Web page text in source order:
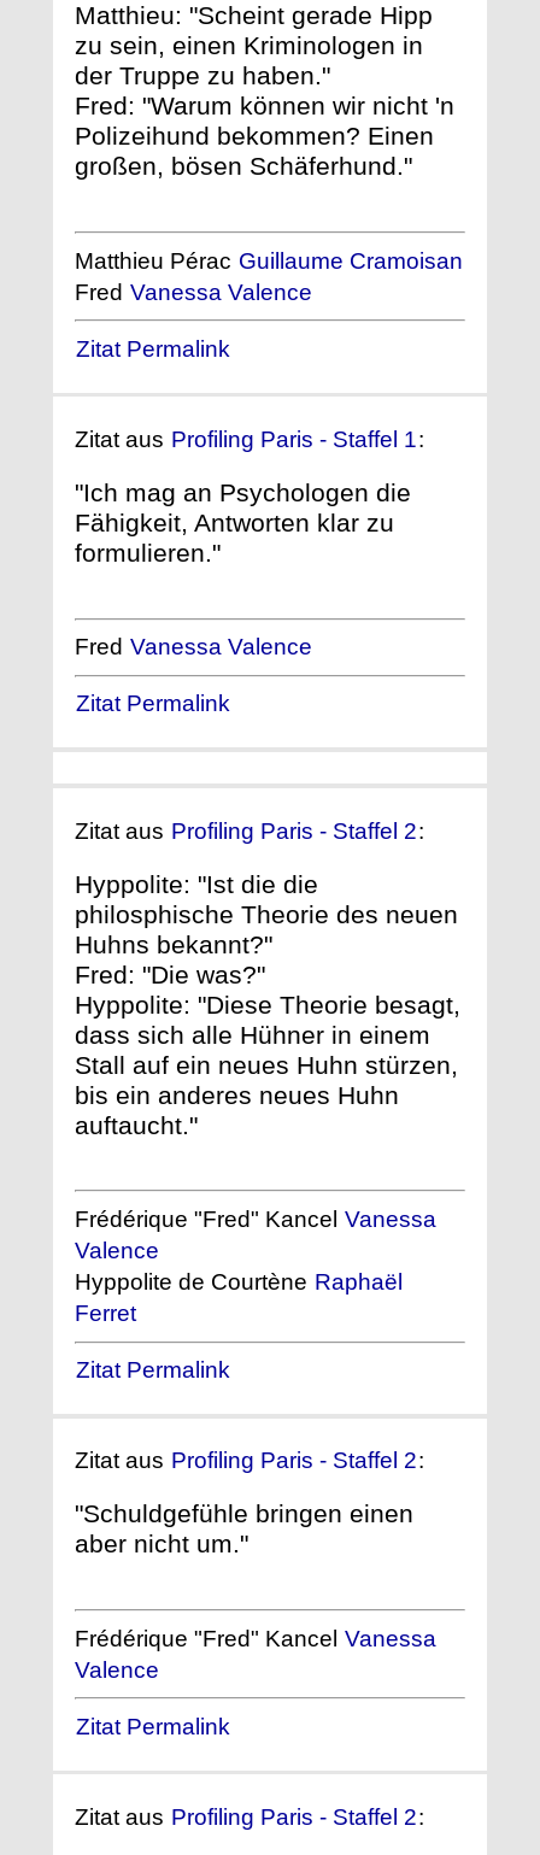
Matthieu: "Scheint gerade Hipp
zu sein, einen Kriminologen in
der Truppe zu haben."
Fred: "Warum können wir nicht 'n
Polizeihund bekommen? Einen
großen, bösen Schäferhund."
Matthieu Pérac Guillaume Cramoisan
Fred Vanessa Valence
Zitat Permalink
Zitat aus Profiling Paris - Staffel 1:
"Ich mag an Psychologen die
Fähigkeit, Antworten klar zu
formulieren."
Fred Vanessa Valence
Zitat Permalink
Zitat aus Profiling Paris - Staffel 2:
Hyppolite: "Ist die die
philosphische Theorie des neuen
Huhns bekannt?"
Fred: "Die was?"
Hyppolite: "Diese Theorie besagt,
dass sich alle Hühner in einem
Stall auf ein neues Huhn stürzen,
bis ein anderes neues Huhn
auftaucht."
Frédérique "Fred" Kancel Vanessa
Valence
Hyppolite de Courtène Raphaël
Ferret
Zitat Permalink
Zitat aus Profiling Paris - Staffel 2:
"Schuldgefühle bringen einen
aber nicht um."
Frédérique "Fred" Kancel Vanessa
Valence
Zitat Permalink
Zitat aus Profiling Paris - Staffel 2: